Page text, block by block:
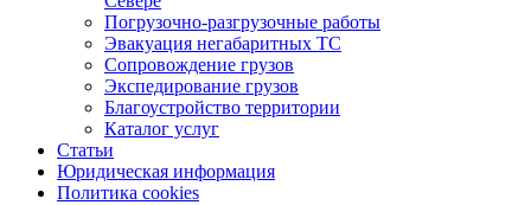
Погрузочно-разгрузочные работы
Эвакуация негабаритных ТС
Сопровождение грузов
Экспедирование грузов
Благоустройство территории
Каталог услуг
Статьи
Юридическая информация
Политика cookies